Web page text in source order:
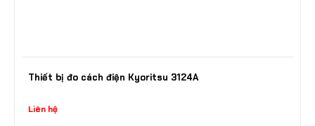
Thiết bị đo cách điện Kyoritsu 3124A
Liên hệ